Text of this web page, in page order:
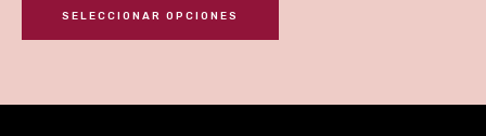
SELECCIONAR OPCIONES